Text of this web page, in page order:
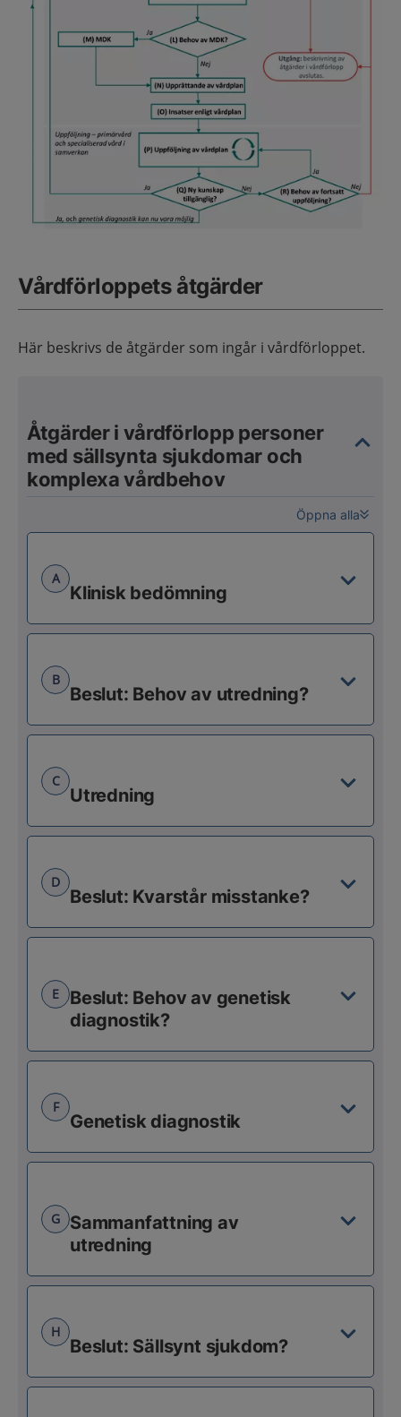
Vårdförloppets åtgärder
Här beskrivs de åtgärder som ingår i vårdförloppet.
Åtgärder i vårdförlopp personer
med sällsynta sjukdomar och
komplexa vårdbehov
Öppna alla
A
Klinisk bedömning
B
Beslut: Behov av utredning?
C
Utredning
D
Beslut: Kvarstår misstanke?
E
Beslut: Behov av genetisk
diagnostik?
F
Genetisk diagnostik
G
Sammanfattning av
utredning
H
Beslut: Sällsynt sjukdom?